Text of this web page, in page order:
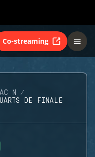
Co-streaming
N
DE FINALE